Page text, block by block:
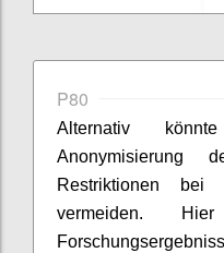
P80
Alternativ
Anonymisierung
Restriktionen bei
vermeiden.